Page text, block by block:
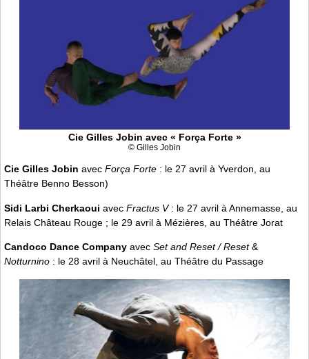
Cie Gilles Jobin avec « Força Forte »
© Gilles Jobin
Cie Gilles Jobin avec Força Forte : le 27 avril à Yverdon, au
Théâtre Benno Besson)
Sidi Larbi Cherkaoui avec Fractus V: le 27 avril à Annemasse, au
Relais Château Rouge ; le 29 avril à Mézières, au Théâtre Jorat
Candoco Dance Company avec Set and Reset / Reset&
Notturnino : le 28 avril à Neuchâtel, au Théâtre du Passage